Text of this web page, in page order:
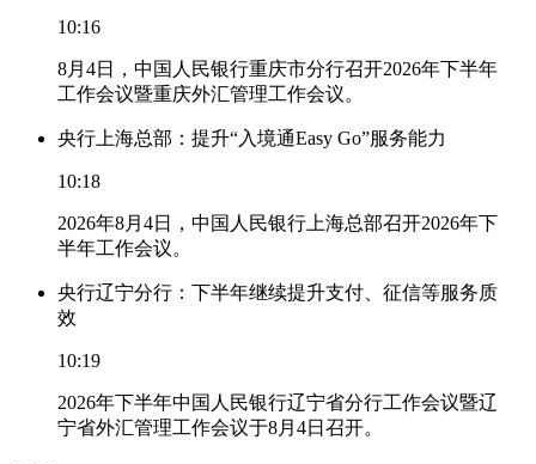
10:16
8月4日，中国人民银行重庆市分行召开2026年下半年
工作会议暨重庆外汇管理工作会议。
央行上海总部：提升“入境通Easy Go”服务能力
10:18
2026年8月4日，中国人民银行上海总部召开2026年下
半年工作会议。
央行辽宁分行：下半年继续提升支付、征信等服务质
效
10:19
2026年下半年中国人民银行辽宁省分行工作会议暨辽
宁省外汇管理工作会议于8月4日召开。